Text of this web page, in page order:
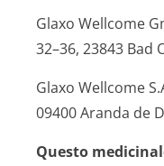
Glaxo Wellcome
32–36, 23843 Bad
Glaxo Wellcome
09400 Aranda de
Questo